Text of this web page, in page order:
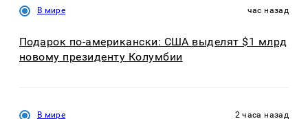
В мире час назад
Подарок по-американски: США выделят $1 млрд
новому президенту Колумбии
В мире 2 часа назад